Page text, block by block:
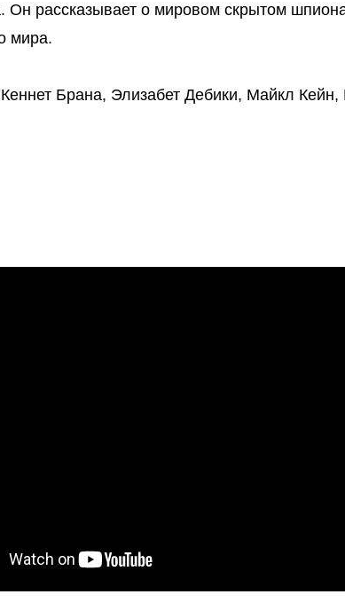
рассказывает о мировом скрытом
мира.
Брана, Элизабет Дебики, Майкл